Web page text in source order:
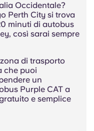
Occidentale?
Perth City si trova
minuti di autobus
così sarai sempre
di trasporto
che puoi
un
Purple CAT a
e semplice